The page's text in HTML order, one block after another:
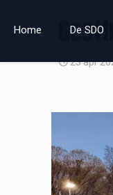
Home De SDO
23 apr